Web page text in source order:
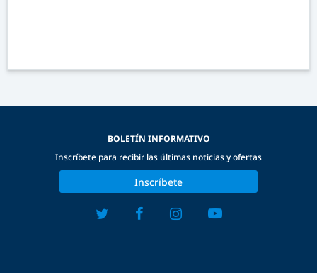
BOLETÍN INFORMATIVO
Inscríbete para recibir las últimas noticias y ofertas
Inscríbete